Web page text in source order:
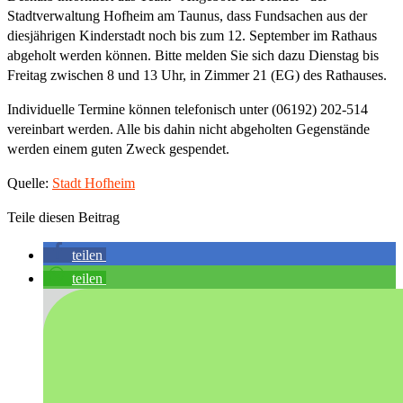
Stadtverwaltung Hofheim am Taunus, dass Fundsachen aus der
diesjährigen Kinderstadt noch bis zum 12. September im Rathaus
abgeholt werden können. Bitte melden Sie sich dazu Dienstag bis
Freitag zwischen 8 und 13 Uhr, in Zimmer 21 (EG) des Rathauses.
Individuelle Termine können telefonisch unter (06192) 202-514
vereinbart werden. Alle bis dahin nicht abgeholten Gegenstände
werden einem guten Zweck gespendet.
Quelle: Stadt Hofheim
Teile diesen Beitrag
teilen
teilen